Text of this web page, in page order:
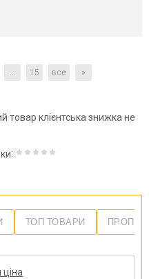
... 15 все »
товар клієнтська знижка не
:
ТОП ТОВАРИ
ціна